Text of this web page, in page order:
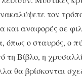
τον
και αναφορές σε
όπως ο σταυρός, ο
Βίβλο, η
θα βρίσκονται